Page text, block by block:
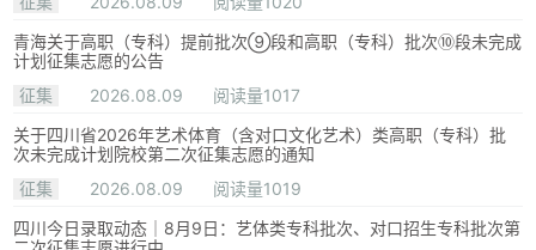
青海关于高职（专科）提前批次⑨段和高职（专科）批次⑩段未完成
计划征集志愿的公告
征集
2026.08.09
阅读量1017
关于四川省2026年艺术体育（含对口文化艺术）类高职（专科）批
次未完成计划院校第二次征集志愿的通知
征集
2026.08.09
阅读量1019
四川今日录取动态｜8月9日：艺体类专科批次、对口招生专科批次第